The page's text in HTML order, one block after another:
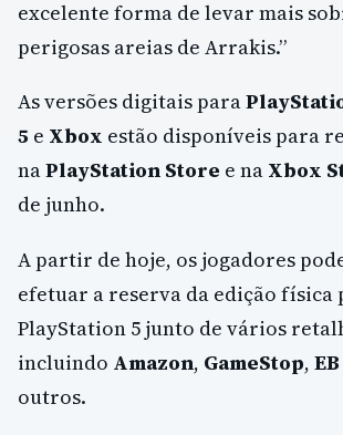
excelente forma de levar mais
perigosas areias de Arrakis.”
As versões digitais para
5 e Xbox estão disponíveis para
naPlayStation Store e na Xbox
de junho.
A partir de hoje, os jogadores
efetuar a reserva da edição física
PlayStation 5 junto de vários
incluindo Amazon, GameStop,
outros.